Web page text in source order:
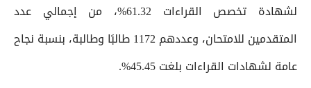
لشهادة تخصص القراءات 61.32%، من إجمالي عدد
المتقدمين للامتحان، وعددهم 1172 طالبًا وطالبة، بنسبة نجاح
عامة لشهادات القراءات بلغت 45.45%.